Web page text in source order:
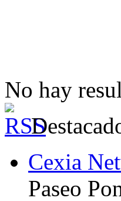
No hay
Cexia
Paseo